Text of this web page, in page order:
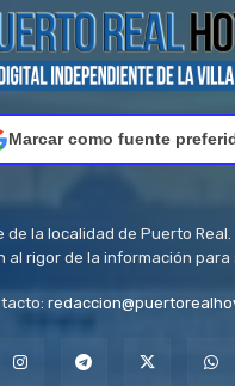
Marcar como fuente
de la localidad de Puerto
al rigor de la información